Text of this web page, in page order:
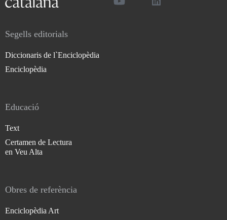
Segells editorials
Diccionaris de l`Enciclopèdia
Enciclopèdia
Educació
Text
Certamen de Lectura
en Veu Alta
Obres de referència
Enciclopèdia Art